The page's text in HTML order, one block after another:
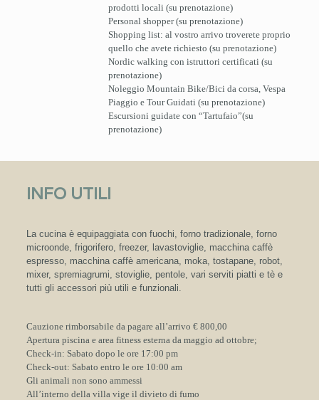
prodotti locali (su prenotazione)
Personal shopper (su prenotazione)
Shopping list: al vostro arrivo troverete proprio
quello che avete richiesto (su prenotazione)
Nordic walking con istruttori certificati (su
prenotazione)
Noleggio Mountain Bike/Bici da corsa, Vespa
Piaggio e Tour Guidati (su prenotazione)
Escursioni guidate con “Tartufaio”(su
prenotazione)
INFO UTILI
La cucina è equipaggiata con fuochi, forno tradizionale, forno
microonde, frigorifero, freezer, lavastoviglie, macchina caffè
espresso, macchina caffè americana, moka, tostapane, robot,
mixer, spremiagrumi, stoviglie, pentole, vari serviti piatti e tè e
tutti gli accessori più utili e funzionali.
Cauzione rimborsabile da pagare all’arrivo € 800,00
Apertura piscina e area fitness esterna da maggio ad ottobre;
Check-in: Sabato dopo le ore 17:00 pm
Check-out: Sabato entro le ore 10:00 am
Gli animali non sono ammessi
All’interno della villa vige il divieto di fumo